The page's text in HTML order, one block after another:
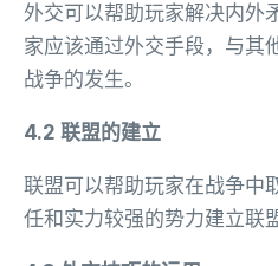
外交可以帮助玩家解决内外
家应该通过外交手段，与其
战争的发生。
4.2 联盟的建立
联盟可以帮助玩家在战争中
任和实力较强的势力建立联